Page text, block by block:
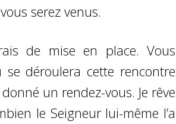
serez venus.
de mise en place. Vous
déroulera cette rencontre
un rendez-vous. Je rêve
le Seigneur lui-même l’a